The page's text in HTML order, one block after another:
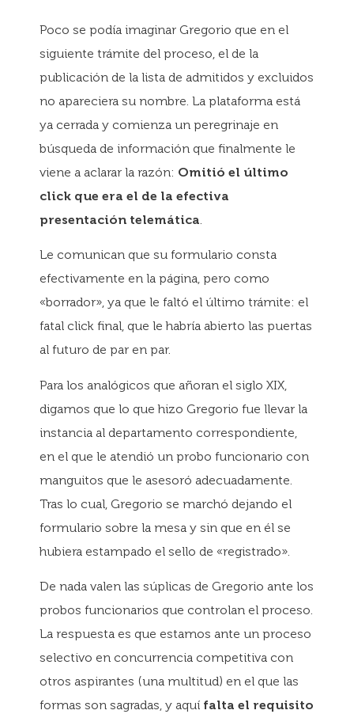
Poco se podía imaginar Gregorio que en el
siguiente trámite del proceso, el de la
publicación de la lista de admitidos y excluidos
no apareciera su nombre. La plataforma está
ya cerrada y comienza un peregrinaje en
búsqueda de información que finalmente le
viene a aclarar la razón: Omitió el último
click que era el de la efectiva
presentación telemática.
Le comunican que su formulario consta
efectivamente en la página, pero como
«borrador», ya que le faltó el último trámite: el
fatal click final, que le habría abierto las puertas
al futuro de par en par.
Para los analógicos que añoran el siglo XIX,
digamos que lo que hizo Gregorio fue llevar la
instancia al departamento correspondiente,
en el que le atendió un probo funcionario con
manguitos que le asesoró adecuadamente.
Tras lo cual, Gregorio se marchó dejando el
formulario sobre la mesa y sin que en él se
hubiera estampado el sello de «registrado».
De nada valen las súplicas de Gregorio ante los
probos funcionarios que controlan el proceso.
La respuesta es que estamos ante un proceso
selectivo en concurrencia competitiva con
otros aspirantes (una multitud) en el que las
formas son sagradas, y aquí falta el requisito